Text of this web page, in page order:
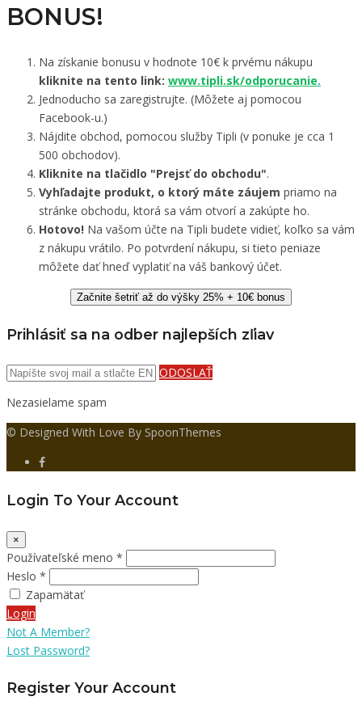
BONUS!
Na získanie bonusu v hodnote 10€ k prvému nákupu
kliknite na tento link: www.tipli.sk/odporucanie.
Jednoducho sa zaregistrujte. (Môžete aj pomocou
Facebook-u.)
Nájdite obchod, pomocou služby Tipli (v ponuke je cca 1
500 obchodov).
Kliknite na tlačidlo "Prejsť do obchodu".
Vyhľadajte produkt, o ktorý máte záujem priamo na
stránke obchodu, ktorá sa vám otvorí a zakúpte ho.
Hotovo! Na vašom účte na Tipli budete vidieť, koľko sa vám
z nákupu vrátilo. Po potvrdení nákupu, si tieto peniaze
môžete dať hneď vyplatiť na váš bankový účet.
Začnite šetriť až do výšky 25% + 10€ bonus
Prihlásiť sa na odber najlepších zľiav
ODOSLAŤ
Nezasielame spam
© Designed With Love By SpoonThemes
Login To Your Account
×
Používateľské meno *
Heslo *
Zapamätať
Login
Not A Member?
Lost Password?
Register Your Account